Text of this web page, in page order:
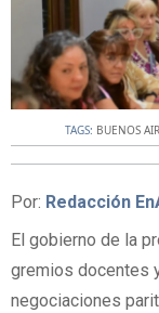
TAGS: BUENOS
Por: Redacción
El gobierno de la
gremios docentes
negociaciones